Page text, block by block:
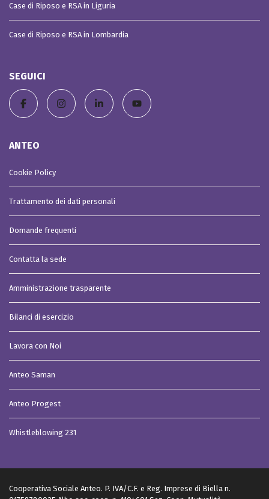
Case di Riposo e RSA in Liguria
Case di Riposo e RSA in Lombardia
SEGUICI
ANTEO
Cookie Policy
Trattamento dei dati personali
Domande frequenti
Contatta la sede
Amministrazione trasparente
Bilanci di esercizio
Lavora con Noi
Anteo Saman
Anteo Progest
Whistleblowing 231
Cooperativa Sociale Anteo. P. IVA/C.F. e Reg. Imprese di Biella n.